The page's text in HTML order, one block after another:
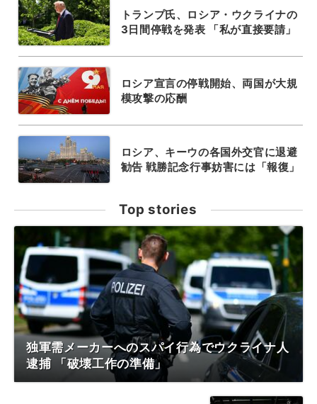
トランプ氏、ロシア・ウクライナの
3日間停戦を発表 「私が直接要請」
ロシア宣言の停戦開始、両国が大規
模攻撃の応酬
ロシア、キーウの各国外交官に退避
勧告 戦勝記念行事妨害には「報復」
Top stories
独軍需メーカーへのスパイ行為でウクライナ人
逮捕 「破壊工作の準備」